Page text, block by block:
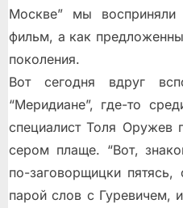
Москве” мы
фильм, а как
поколения.
Вот сегодня вдруг
“Меридиане”, где-то
специалист Толя Оружев
сером плаще. “Вот,
по-заговорщицки
парой слов с Гуревичем,